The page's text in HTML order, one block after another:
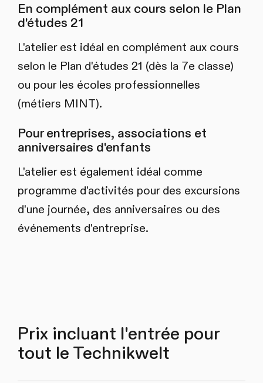
En complément aux cours selon le Plan
d'études 21
L'atelier est idéal en complément aux cours
selon le Plan d'études 21 (dès la 7e classe)
ou pour les écoles professionnelles
(métiers MINT).
Pour entreprises, associations et
anniversaires d'enfants
L'atelier est également idéal comme
programme d'activités pour des excursions
d'une journée, des anniversaires ou des
événements d'entreprise.
Prix incluant l'entrée pour
tout le Technikwelt